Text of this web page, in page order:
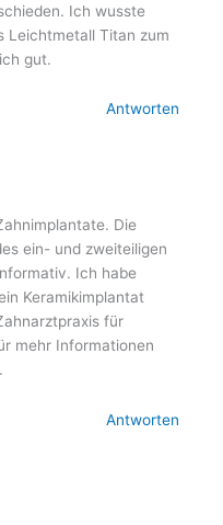
Ich wusste
Leichtmetall Titan zum
gut.
Antworten
Die
ein- und zweiteiligen
Ich habe
Keramikimplantat
für
mehr Informationen
Antworten